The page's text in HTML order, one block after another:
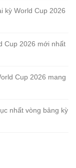
kỳ World Cup 2026
Cup 2026 mới nhất
Cup 2026 mang
nhất vòng bảng kỳ